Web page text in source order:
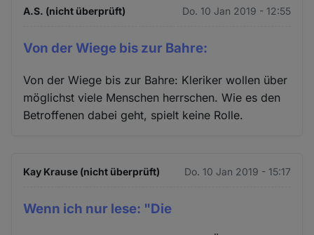
A.S. (nicht überprüft) Do. 10 Jan 2019 - 12:55
Von der Wiege bis zur Bahre:
Von der Wiege bis zur Bahre: Kleriker wollen über
möglichst viele Menschen herrschen. Wie es den
Betroffenen dabei geht, spielt keine Rolle.
Kay Krause (nicht überprüft) Do. 10 Jan 2019 - 15:17
Wenn ich nur lese: "Die